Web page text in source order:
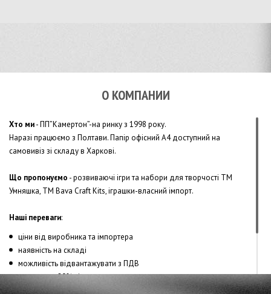
О КОМПАНИИ
Хто ми- ПП”Камертон”-на ринку з 1998 року.
Наразі працюємо з Полтави. Папір офісний А4 доступний на
самовивіз зі складу в Харкові.
Що пропонуємо -розвиваючі ігри та набори для творчості ТМ
Умняшка, ТМ Bava Craft Kits, іграшки-власний імпорт.
Наші переваги:
ціни від виробника та імпортера
наявність на складі
можливість відвантажувати з ПДВ
знижки до 20% від суми
безкоштовна доставка від 750 грн.